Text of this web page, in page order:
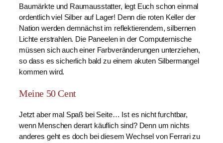
Baumärkte und Raumausstatter, legt Euch schon einmal
ordentlich viel Silber auf Lager! Denn die roten Keller der
Nation werden demnächst im reflektierendem, silbernen
Lichte erstrahlen. Die Paneelen in der Computernische
müssen sich auch einer Farbveränderungen unterziehen,
so dass es sicherlich bald zu einem akuten Silbermangel
kommen wird.
Meine 50 Cent
Jetzt aber mal Spaß bei Seite… Ist es nicht furchtbar,
wenn Menschen derart käuflich sind? Denn um nichts
anderes geht es doch bei diesem Wechsel von Ferrari zu